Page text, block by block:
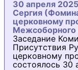
30 апреля
Сергия
церковному
Межсоборного
Заседание
Присутствия
церковному
состоялось 30